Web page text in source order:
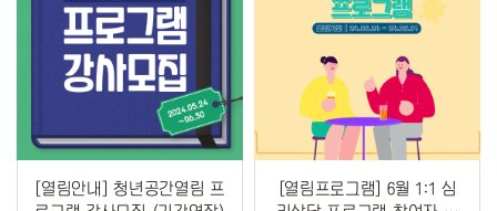
[열림안내] 청년공간열림 프
[열림프로그램] 6월 1:1 심